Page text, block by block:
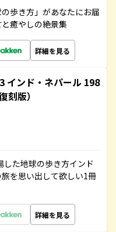
歩き方」があなたにお届
癒やしの絶景集
詳細を見る
インド・ネパール 198
刻版）
た地球の歩き方インド
を思い出して欲しい1冊
詳細を見る